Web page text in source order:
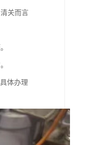
关而言
体办理